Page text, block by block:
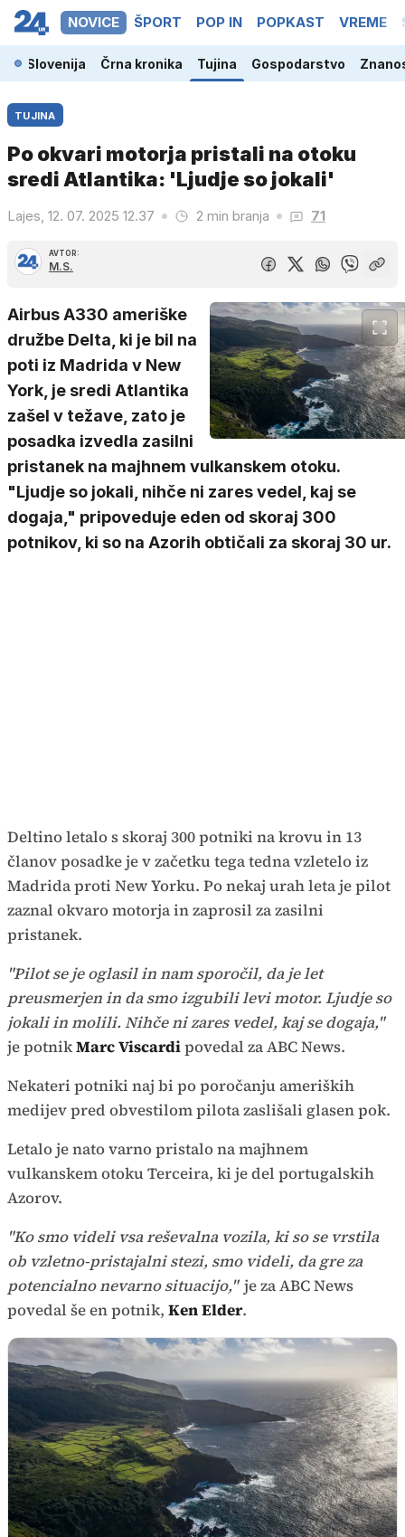
NOVICE ŠPORT POP IN POPKAST VREME
Slovenija Črna kronika Tujina Gospodarstvo
TUJINA
Po okvari motorja pristali na otoku
sredi Atlantika: 'Ljudje so jokali'
Lajes, 12. 07. 2025 12.37 2 min branja 71
AVTOR:
M.S.
Airbus A330 ameriške
družbe Delta, ki je bil na
poti iz Madrida v New
York, je sredi Atlantika
zašel v težave, zato je
posadka izvedla zasilni
pristanek na majhnem vulkanskem otoku.
"Ljudje so jokali, nihče ni zares vedel, kaj se
dogaja," pripoveduje eden od skoraj 300
potnikov, ki so na Azorih obtičali za skoraj 30 ur.
Deltino letalo s skoraj 300 potniki na krovu in 13
članov posadke je v začetku tega tedna vzletelo iz
Madrida proti New Yorku. Po nekaj urah leta je pilot
zaznal okvaro motorja in zaprosil za zasilni
pristanek.
"Pilot se je oglasil in nam sporočil, da je let
preusmerjen in da smo izgubili levi motor. Ljudje so
jokali in molili. Nihče ni zares vedel, kaj se dogaja,"
je potnikMarc Viscardipovedal za ABC News.
Nekateri potniki naj bi po poročanju ameriških
medijev pred obvestilom pilota zaslišali glasen pok.
Letalo je nato varno pristalo na majhnem
vulkanskem otoku Terceira, ki je del portugalskih
Azorov.
"Ko smo videli vsa reševalna vozila, ki so se vrstila
ob vzletno-pristajalni stezi, smo videli, da gre za
potencialno nevarno situacijo," je za ABC News
povedal še en potnik, Ken Elder.